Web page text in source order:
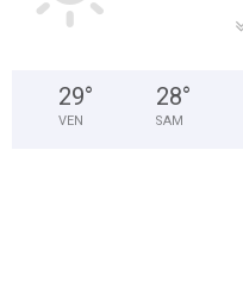
29°
VEN
28°
SAM